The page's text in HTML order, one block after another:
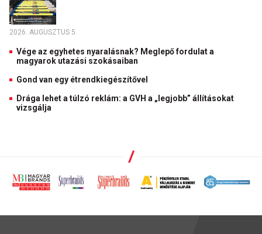
2026. AUGUSZTUS 5.
Vége az egyhetes nyaralásnak? Meglepő fordulat a
magyarok utazási szokásaiban
Gond van egy étrendkiegészítővel
Drága lehet a túlzó reklám: a GVH a „legjobb” állításokat
vizsgálja